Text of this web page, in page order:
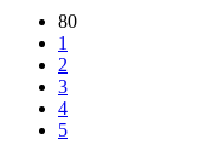
80
1
2
3
4
5